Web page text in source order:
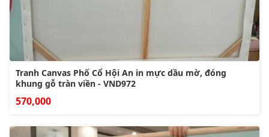
Tranh Canvas Phố Cổ Hội An in mực dầu mờ, đóng
khung gỗ tràn viền - VND972
570,000